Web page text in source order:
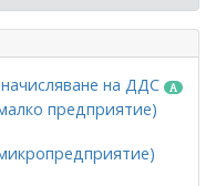
на ДДС
предприятие)